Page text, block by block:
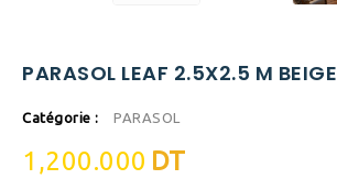
PARASOL LEAF 2.5X2.5 M BEIGE
Catégorie : PARASOL
1,200.000 DT